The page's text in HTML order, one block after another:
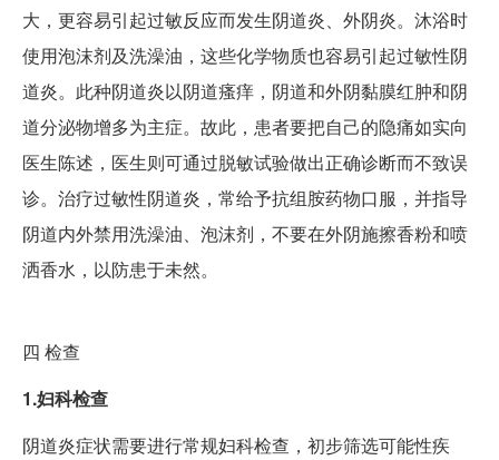
大，更容易引起过敏反应而发生阴道炎、外阴炎。沐浴时
使用泡沫剂及洗澡油，这些化学物质也容易引起过敏性阴
道炎。此种阴道炎以阴道瘙痒，阴道和外阴黏膜红肿和阴
道分泌物增多为主症。故此，患者要把自己的隐痛如实向
医生陈述，医生则可通过脱敏试验做出正确诊断而不致误
诊。治疗过敏性阴道炎，常给予抗组胺药物口服，并指导
阴道内外禁用洗澡油、泡沫剂，不要在外阴施擦香粉和喷
洒香水，以防患于未然。
四 检查
1.妇科检查
阴道炎症状需要进行常规妇科检查，初步筛选可能性疾